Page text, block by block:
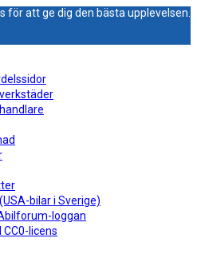
för att ge dig den bästa upplevelsen.
bilar i Sverige)
loggan
licens